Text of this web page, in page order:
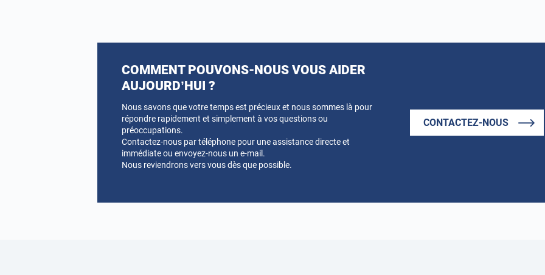
COMMENT POUVONS-NOUS VOUS AIDER
AUJOURD’HUI ?
Nous savons que votre temps est précieux et nous sommes là pour
répondre rapidement et simplement à vos questions ou
préoccupations.
Contactez-nous par téléphone pour une assistance directe et
immédiate ou envoyez-nous un e-mail.
Nous reviendrons vers vous dès que possible.
CONTACTEZ-NOUS